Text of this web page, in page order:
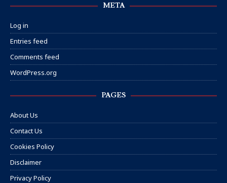
META
Log in
Entries feed
Comments feed
WordPress.org
PAGES
About Us
Contact Us
Cookies Policy
Disclaimer
Privacy Policy